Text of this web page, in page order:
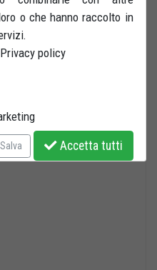
o che hanno raccolto in
Privacy policy
Accetta tutti